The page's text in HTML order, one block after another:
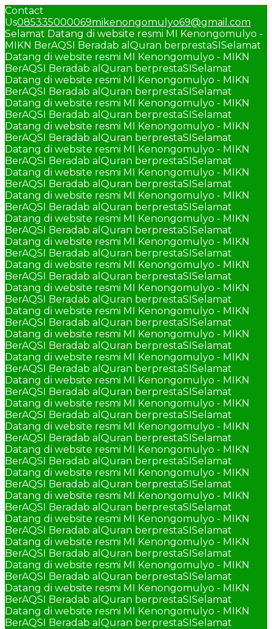
Contact
Us085335000069mikenongomulyo69@gmail.com
Selamat Datang di website resmi MI Kenongomulyo -
MIKN BerAQSI Beradab alQuran berprestaSISelamat
Datang di website resmi MI Kenongomulyo - MIKN
BerAQSI Beradab alQuran berprestaSISelamat
Datang di website resmi MI Kenongomulyo - MIKN
BerAQSI Beradab alQuran berprestaSISelamat
Datang di website resmi MI Kenongomulyo - MIKN
BerAQSI Beradab alQuran berprestaSISelamat
Datang di website resmi MI Kenongomulyo - MIKN
BerAQSI Beradab alQuran berprestaSISelamat
Datang di website resmi MI Kenongomulyo - MIKN
BerAQSI Beradab alQuran berprestaSISelamat
Datang di website resmi MI Kenongomulyo - MIKN
BerAQSI Beradab alQuran berprestaSISelamat
Datang di website resmi MI Kenongomulyo - MIKN
BerAQSI Beradab alQuran berprestaSISelamat
Datang di website resmi MI Kenongomulyo - MIKN
BerAQSI Beradab alQuran berprestaSISelamat
Datang di website resmi MI Kenongomulyo - MIKN
BerAQSI Beradab alQuran berprestaSISelamat
Datang di website resmi MI Kenongomulyo - MIKN
BerAQSI Beradab alQuran berprestaSISelamat
Datang di website resmi MI Kenongomulyo - MIKN
BerAQSI Beradab alQuran berprestaSISelamat
Datang di website resmi MI Kenongomulyo - MIKN
BerAQSI Beradab alQuran berprestaSISelamat
Datang di website resmi MI Kenongomulyo - MIKN
BerAQSI Beradab alQuran berprestaSISelamat
Datang di website resmi MI Kenongomulyo - MIKN
BerAQSI Beradab alQuran berprestaSISelamat
Datang di website resmi MI Kenongomulyo - MIKN
BerAQSI Beradab alQuran berprestaSISelamat
Datang di website resmi MI Kenongomulyo - MIKN
BerAQSI Beradab alQuran berprestaSISelamat
Datang di website resmi MI Kenongomulyo - MIKN
BerAQSI Beradab alQuran berprestaSISelamat
Datang di website resmi MI Kenongomulyo - MIKN
BerAQSI Beradab alQuran berprestaSISelamat
Datang di website resmi MI Kenongomulyo - MIKN
BerAQSI Beradab alQuran berprestaSISelamat
Datang di website resmi MI Kenongomulyo - MIKN
BerAQSI Beradab alQuran berprestaSISelamat
Datang di website resmi MI Kenongomulyo - MIKN
BerAQSI Beradab alQuran berprestaSISelamat
Datang di website resmi MI Kenongomulyo - MIKN
BerAQSI Beradab alQuran berprestaSISelamat
Datang di website resmi MI Kenongomulyo - MIKN
BerAQSI Beradab alQuran berprestaSISelamat
Datang di website resmi MI Kenongomulyo - MIKN
BerAQSI Beradab alQuran berprestaSISelamat
Datang di website resmi MI Kenongomulyo - MIKN
BerAQSI Beradab alQuran berprestaSISelamat